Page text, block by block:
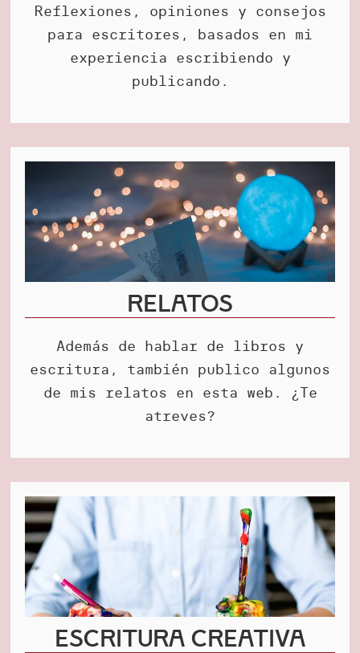
Reflexiones, opiniones y consejos
para escritores, basados en mi
experiencia escribiendo y
publicando.
Relatos
Además de hablar de libros y
escritura, también publico algunos
de mis relatos en esta web. ¿Te
atreves?
Escritura creativa